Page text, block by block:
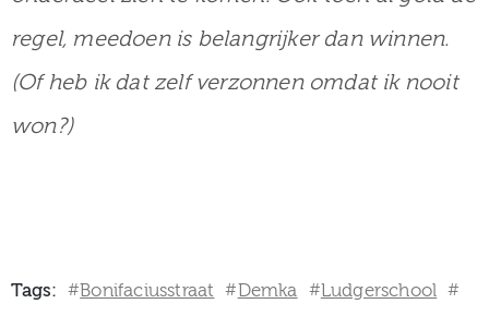
regel, meedoen is belangrijker dan winnen.
(Of heb ik dat zelf verzonnen omdat ik nooit
won?)
Tags: #Bonifaciusstraat #Demka #Ludgerschool #